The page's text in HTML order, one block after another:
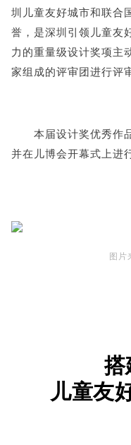
圳儿童友好城市和联合
誉，是深圳引领儿童友
力的重量级设计奖项主
家组成的评审团进行评
本届设计奖优秀作品
并在儿博会开幕式上进
图片
搭
儿童友